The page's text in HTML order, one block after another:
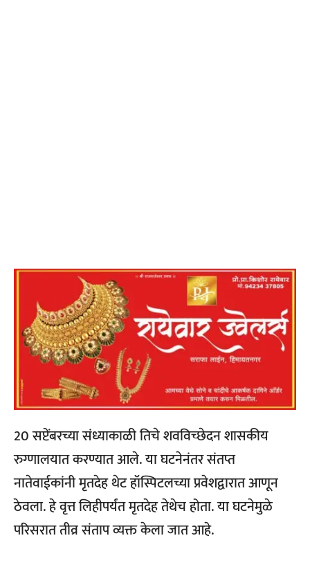
20 सप्टेंबरच्या संध्याकाळी तिचे शवविच्छेदन शासकीय
रुग्णालयात करण्यात आले. या घटनेनंतर संतप्त
नातेवाईकांनी मृतदेह थेट हॉस्पिटलच्या प्रवेशद्वारात आणून
ठेवला. हे वृत्त लिहीपर्यंत मृतदेह तेथेच होता. या घटनेमुळे
परिसरात तीव्र संताप व्यक्त केला जात आहे.